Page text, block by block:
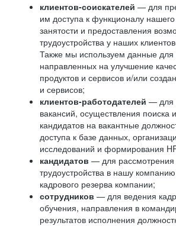
клиентов-соискателей — для
им доступа к функционалу
занятости и предоставления
трудоустройства у наших
Также мы используем данные для
направленных на улучшение
продуктов и сервисов и/или
и сервисов;
клиентов-работодателей — для
вакансий, осуществления поиска
кандидатов на вакантные
доступа к базе данных,
исследований и формирования
кандидатов — для рассмотрения
трудоустройства в нашу
кадрового резерва компании;
сотрудников — для ведения
обучения, направления в
результатов исполнения